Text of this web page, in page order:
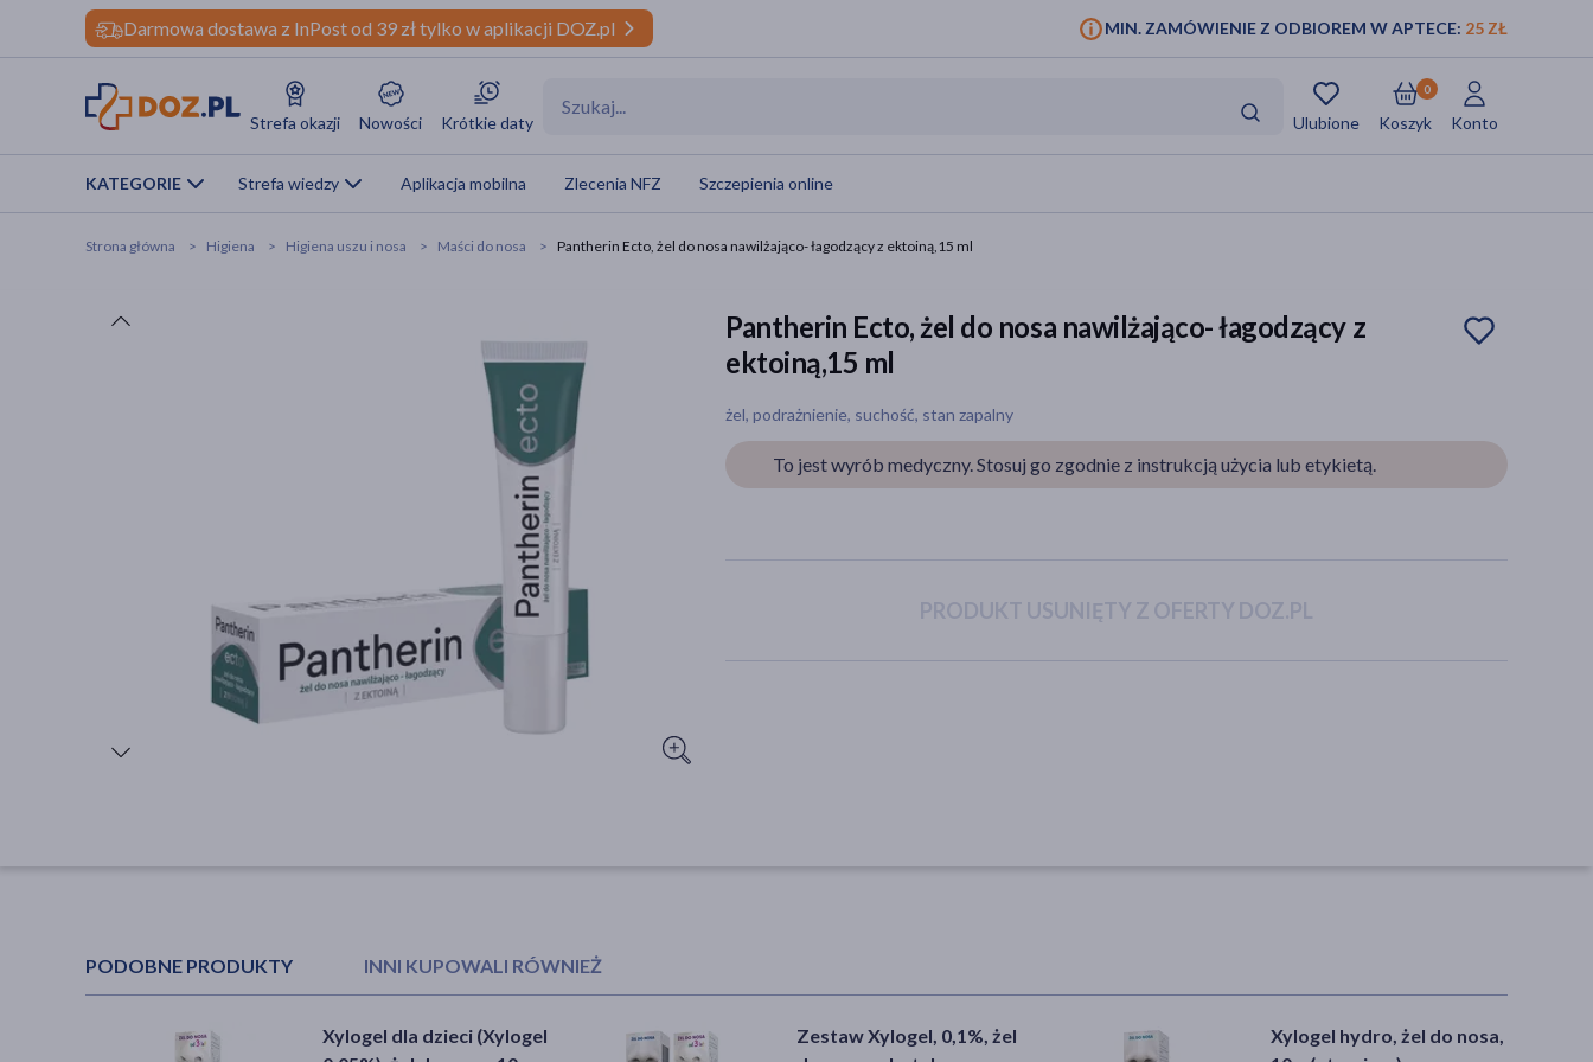
Darmowa dostawa z InPost od 39 zł tylko w aplikacji DOZ.pl MIN. ZAMÓWIENIE Z ODBIOREM W APTECE: 25 ZŁ
Strefa okazji Nowości Krótkie daty Ulubione Koszyk
0
Konto
KATEGORIE Strefa wiedzy Aplikacja mobilna Zlecenia NFZ Szczepienia online
Strona główna Higiena Higiena uszu i nosa Maści do nosa Pantherin Ecto, żel do nosa nawilżająco- łagodzący z ektoiną,15 ml
Pantherin Ecto, żel do nosa nawilżająco- łagodzący z
ektoiną,15 ml
żel, podrażnienie, suchość, stan zapalny
To jest wyrób medyczny. Stosuj go zgodnie z instrukcją użycia lub etykietą.
PRODUKT USUNIĘTY Z OFERTY DOZ.PL
PODOBNE PRODUKTY INNI KUPOWALI RÓWNIEŻ
Xylogel dla dzieci (Xylogel
Zestaw Xylogel, 0,1%, żel
Xylogel hydro, żel do nosa,
Biowen Cardiovita
Ziaja Intima profilaktyka
Ziaja Med Kuracja